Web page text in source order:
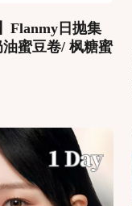
Flanmy日抛集
蜜豆卷/ 枫糖蜜